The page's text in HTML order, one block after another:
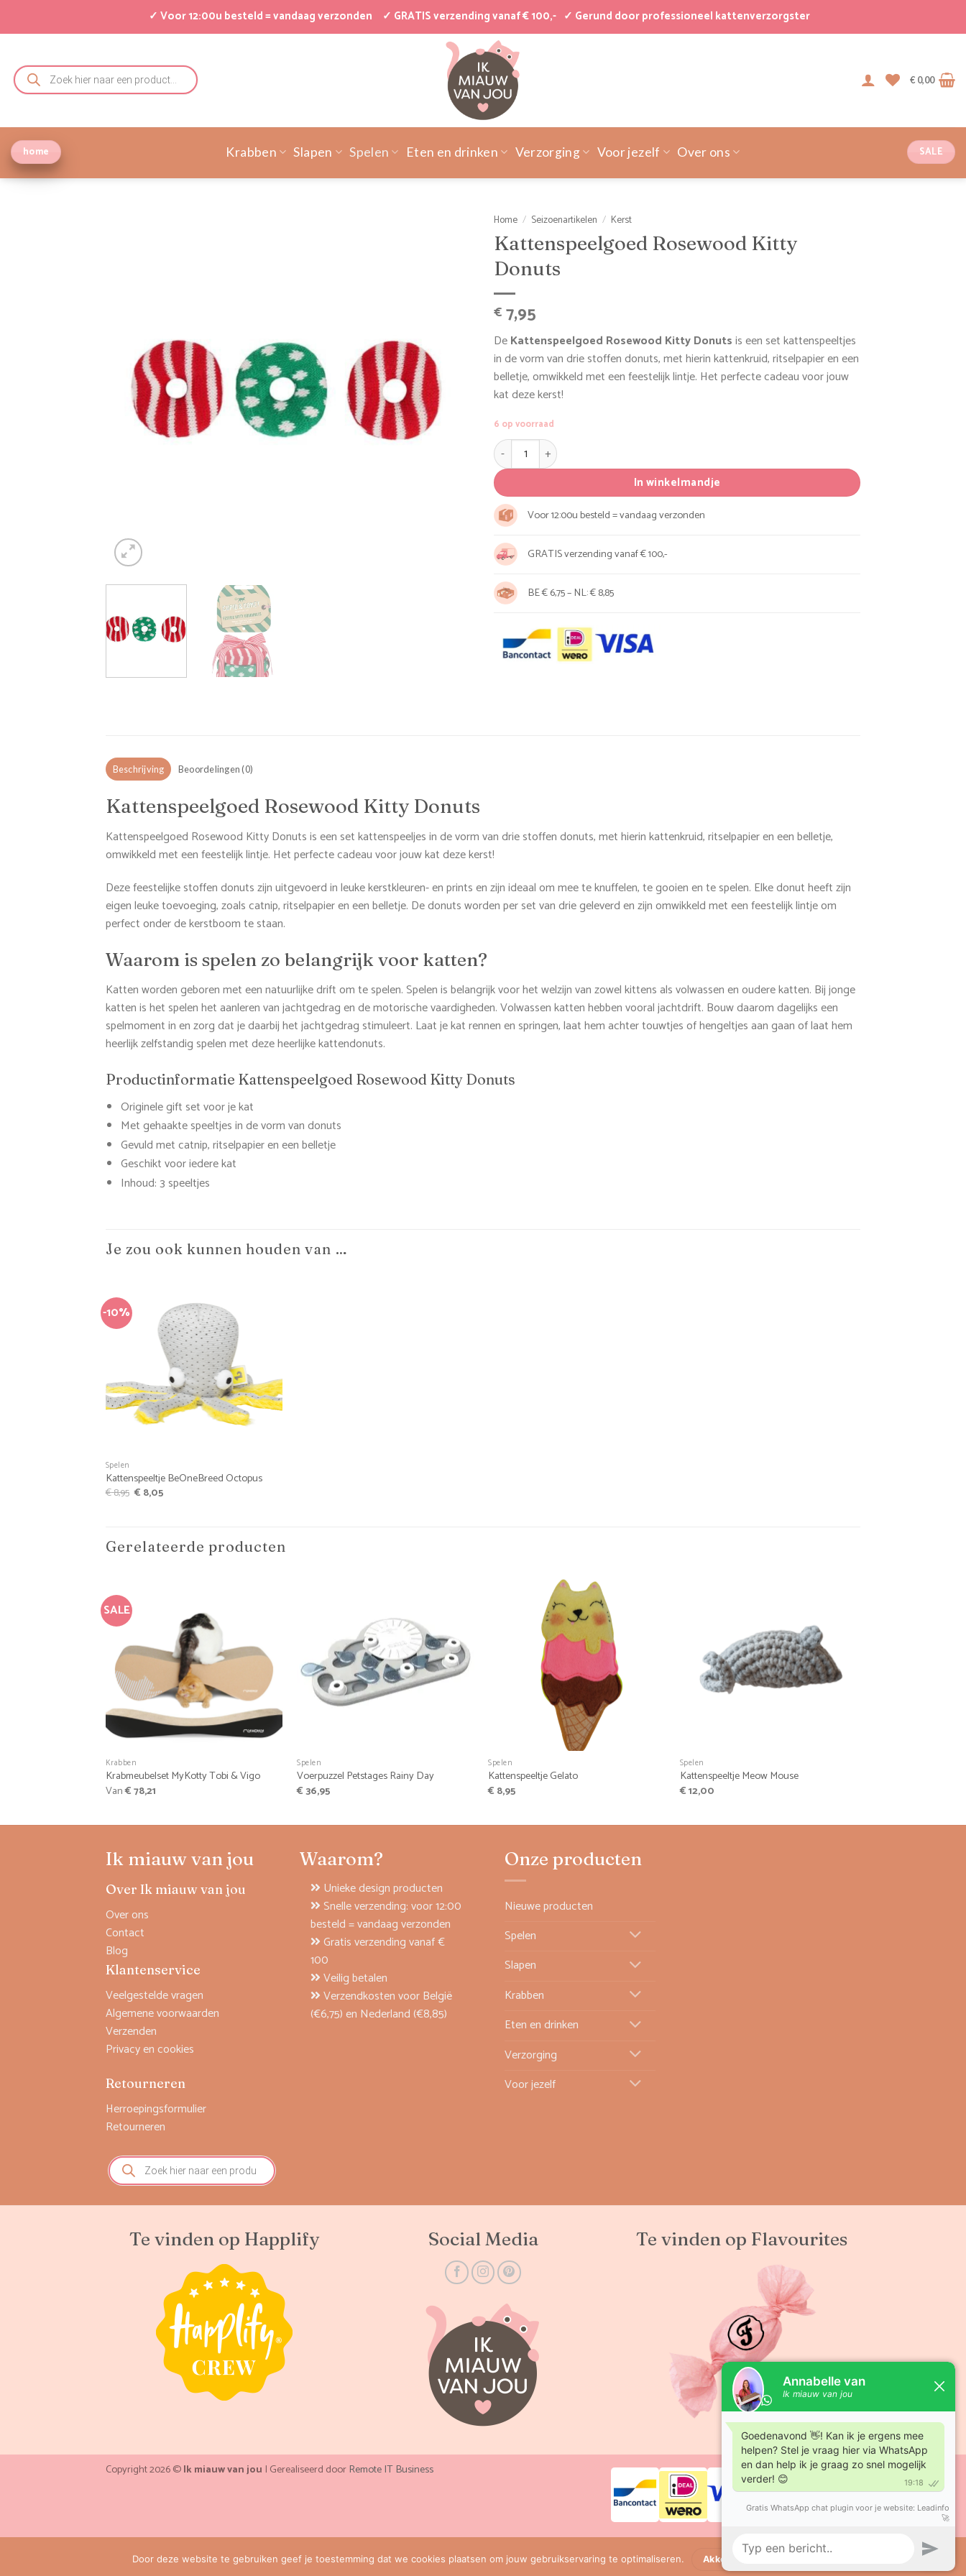
✓ Voor 12:00u besteld = vandaag verzonden ✓ GRATIS verzending vanaf € 100,- ✓ Gerund door professioneel kattenverzorgster
Producten
zoeken € 0,00
home Krabben Slapen Spelen Eten en drinken Verzorging Voor jezelf Over ons SALE
Home / Seizoenartikelen / Kerst
Kattenspeelgoed Rosewood Kitty
Donuts
€ 7,95
DeKattenspeelgoed Rosewood Kitty Donutsis een set kattenspeeltjes
in de vorm van drie stoffen donuts, met hierin kattenkruid, ritselpapier en een
belletje, omwikkeld met een feestelijk lintje. Het perfecte cadeau voor jouw
kat deze kerst!
6 op voorraad
Kattenspeelgoed Rosewood Kitty Donuts aantal
In winkelmandje
Voor 12:00u besteld = vandaag verzonden
GRATIS verzending vanaf € 100,-
BE € 6,75 – NL: € 8,85
Beschrijving Beoordelingen (0)
Kattenspeelgoed Rosewood Kitty Donuts
Kattenspeelgoed Rosewood Kitty Donuts is een set kattenspeeljes in de vorm van drie stoffen donuts, met hierin kattenkruid, ritselpapier en een belletje,
omwikkeld met een feestelijk lintje. Het perfecte cadeau voor jouw kat deze kerst!
Deze feestelijke stoffen donuts zijn uitgevoerd in leuke kerstkleuren- en prints en zijn ideaal om mee te knuffelen, te gooien en te spelen. Elke donut heeft zijn
eigen leuke toevoeging, zoals catnip, ritselpapier en een belletje. De donuts worden per set van drie geleverd en zijn omwikkeld met een feestelijk lintje om
perfect onder de kerstboom te staan.
Waarom is spelen zo belangrijk voor katten?
Katten worden geboren met een natuurlijke drift om te spelen. Spelen is belangrijk voor het welzijn van zowel kittens als volwassen en oudere katten. Bij jonge
katten is het spelen het aanleren van jachtgedrag en de motorische vaardigheden. Volwassen katten hebben vooral jachtdrift. Bouw daarom dagelijks een
spelmoment in en zorg dat je daarbij het jachtgedrag stimuleert. Laat je kat rennen en springen, laat hem achter touwtjes of hengeltjes aan gaan of laat hem
heerlijk zelfstandig spelen met deze heerlijke kattendonuts.
Productinformatie Kattenspeelgoed Rosewood Kitty Donuts
Originele gift set voor je kat
Met gehaakte speeltjes in de vorm van donuts
Gevuld met catnip, ritselpapier en een belletje
Geschikt voor iedere kat
Inhoud: 3 speeltjes
Je zou ook kunnen houden van …
-10%
Spelen
Kattenspeeltje BeOneBreed Octopus
€8,95 Oorspronkelijke
prijs
€ 8,05
Gerelateerde producten
SALE
+
Krabben
Krabmeubelset MyKotty Tobi & Vigo
Van€78,21
Spelen
Voerpuzzel Petstages Rainy Day
€36,95
Spelen
Kattenspeeltje Gelato
€ 8,95
Spelen
Kattenspeeltje Meow Mouse
€12,00
Ik miauw van jou
Over Ik miauw van jou
Over ons
Contact
Blog
Klantenservice
Veelgestelde vragen
Algemene voorwaarden
Verzenden
Privacy en cookies
Retourneren
Herroepingsformulier
Retourneren
Waarom?
Unieke design producten
Snelle verzending: voor 12:00
besteld = vandaag verzonden
Gratis verzending vanaf €
100
Veilig betalen
Verzendkosten voor België
(€6,75) en Nederland (€8,85)
Onze producten
Nieuwe producten
Spelen
Slapen
Krabben
Eten en drinken
Verzorging
Voor jezelf
Producten
zoeken
Te vinden op Happlify Social Media Te vinden op Flavourites
Copyright 2026 ©Ik miauw van jou | Gerealiseerd doorRemote IT Business
Door deze website te gebruiken geef je toestemming dat we cookies plaatsen om jouw gebruikservaring te optimaliseren. Akkoord